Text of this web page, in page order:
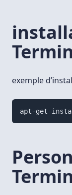
exemple